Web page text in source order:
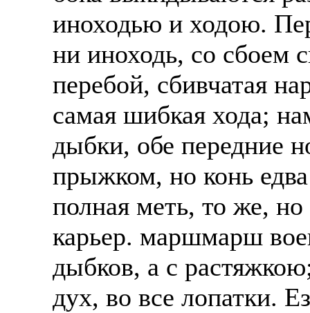
отправке в другие
А также
рабочий,
стикеровщик.
# работа за границей
# работа за рубежом
# трудоустройство за
Промсвязьбанк,
А также в компаниях:
СДЭК, ПЭК и т.д.
В направлениях: без
консультирование,
иноходью и ходою.
ни иноходь, со сбоем
перебой, сбивчатая
самая шибкая хода;
дыбки, обе передние
прыжком, но конь
полная меть, то же,
карьер. маршмарш
дыбков, а с
дух, во все лопатки.